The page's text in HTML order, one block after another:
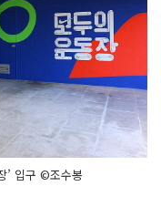
’ 입구 ©조수봉